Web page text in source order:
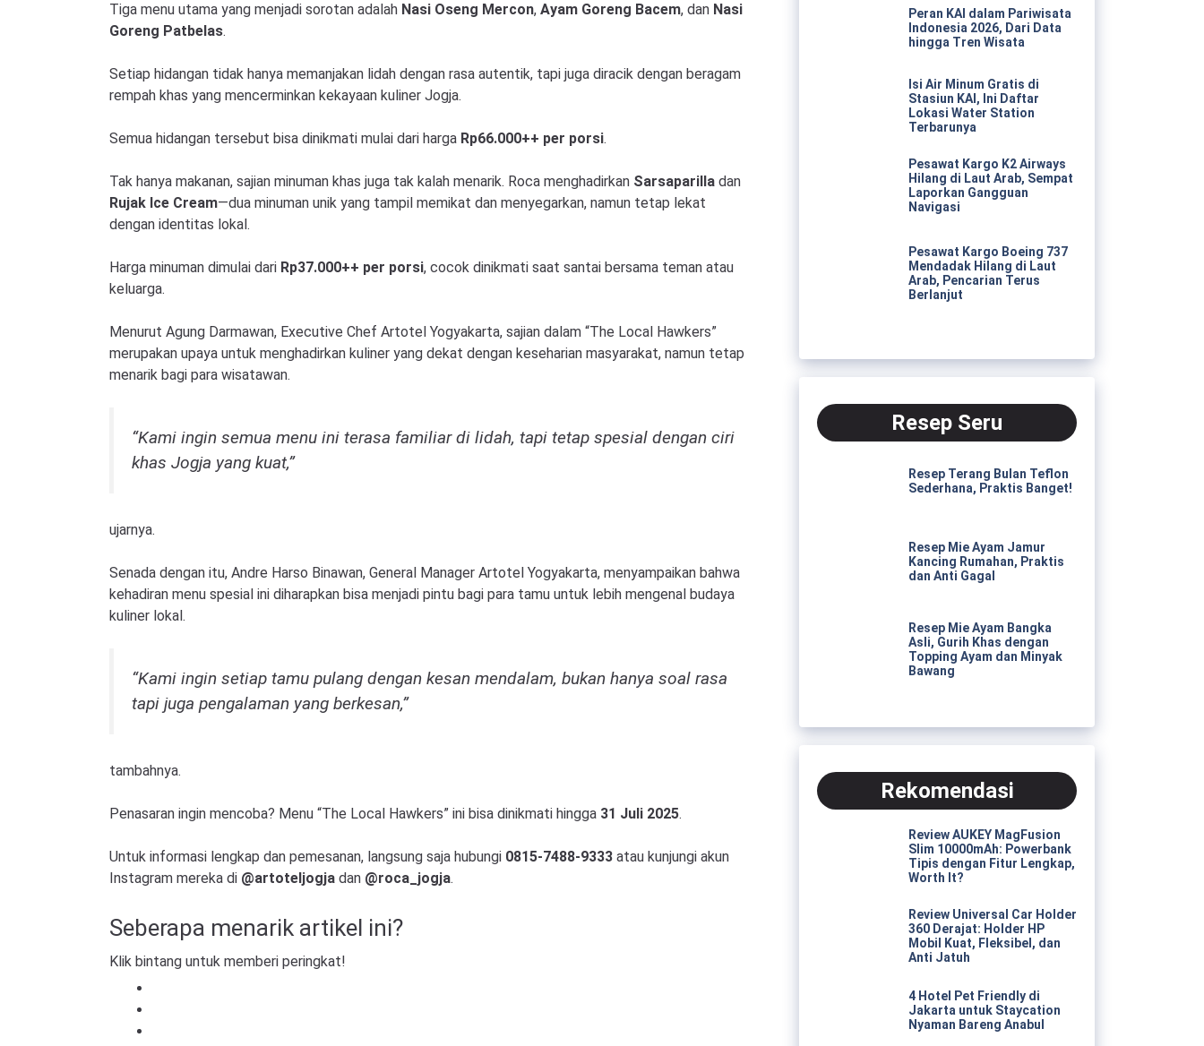
Tiga menu utama yang menjadi sorotan adalah Nasi Oseng Mercon, Ayam Goreng Bacem, dan Nasi
Goreng Patbelas.
Setiap hidangan tidak hanya memanjakan lidah dengan rasa autentik, tapi juga diracik dengan beragam
rempah khas yang mencerminkan kekayaan kuliner Jogja.
Semua hidangan tersebut bisa dinikmati mulai dari harga Rp66.000++ per porsi.
Tak hanya makanan, sajian minuman khas juga tak kalah menarik. Roca menghadirkan Sarsaparilla dan
Rujak Ice Cream—dua minuman unik yang tampil memikat dan menyegarkan, namun tetap lekat
dengan identitas lokal.
Harga minuman dimulai dari Rp37.000++ per porsi, cocok dinikmati saat santai bersama teman atau
keluarga.
Menurut Agung Darmawan, Executive Chef Artotel Yogyakarta, sajian dalam “The Local Hawkers”
merupakan upaya untuk menghadirkan kuliner yang dekat dengan keseharian masyarakat, namun tetap
menarik bagi para wisatawan.
“Kami ingin semua menu ini terasa familiar di lidah, tapi tetap spesial dengan ciri
khas Jogja yang kuat,”
ujarnya.
Senada dengan itu, Andre Harso Binawan, General Manager Artotel Yogyakarta, menyampaikan bahwa
kehadiran menu spesial ini diharapkan bisa menjadi pintu bagi para tamu untuk lebih mengenal budaya
kuliner lokal.
“Kami ingin setiap tamu pulang dengan kesan mendalam, bukan hanya soal rasa
tapi juga pengalaman yang berkesan,”
tambahnya.
Penasaran ingin mencoba? Menu “The Local Hawkers” ini bisa dinikmati hingga 31 Juli 2025.
Untuk informasi lengkap dan pemesanan, langsung saja hubungi 0815-7488-9333 atau kunjungi akun
Instagram mereka di @artoteljogja dan @roca_jogja.
Seberapa menarik artikel ini?
Klik bintang untuk memberi peringkat!
Peran KAI dalam Pariwisata
Indonesia 2026, Dari Data
hingga Tren Wisata
Isi Air Minum Gratis di
Stasiun KAI, Ini Daftar
Lokasi Water Station
Terbarunya
Pesawat Kargo K2 Airways
Hilang di Laut Arab, Sempat
Laporkan Gangguan
Navigasi
Pesawat Kargo Boeing 737
Mendadak Hilang di Laut
Arab, Pencarian Terus
Berlanjut
Resep Seru
Resep Terang Bulan Teflon
Sederhana, Praktis Banget!
Resep Mie Ayam Jamur
Kancing Rumahan, Praktis
dan Anti Gagal
Resep Mie Ayam Bangka
Asli, Gurih Khas dengan
Topping Ayam dan Minyak
Bawang
Rekomendasi
Review AUKEY MagFusion
Slim 10000mAh: Powerbank
Tipis dengan Fitur Lengkap,
Worth It?
Review Universal Car Holder
360 Derajat: Holder HP
Mobil Kuat, Fleksibel, dan
Anti Jatuh
4 Hotel Pet Friendly di
Jakarta untuk Staycation
Nyaman Bareng Anabul